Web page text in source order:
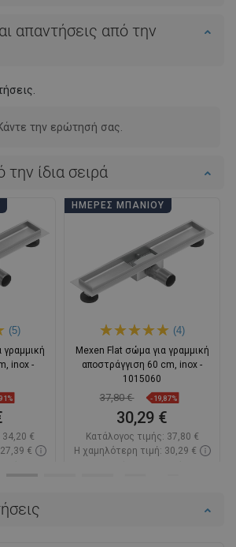
απαντήσεις από την
την ερώτησή σας.
ίδια σειρά
(5)
γραμμική
inox -
34,20 €
€
ΗΜΈΡΕΣ ΜΠΆΝΙΟΥ
(4)
Mexen Flat σώμα για γραμμική
αποστράγγιση 60 cm, inox -
1015060
37,80 € -19,87%
30,29 €
Κατάλογος τιμής: 37,80 €
Η χαμηλότερη τιμή: 30,29 €